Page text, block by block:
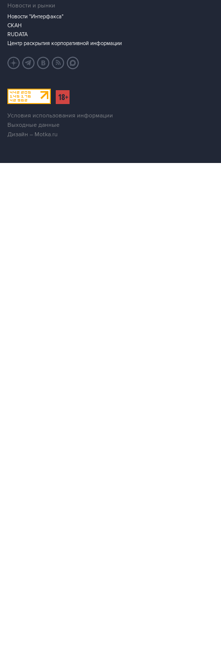
Новости и рынки
Новости "Интерфакса"
СКАН
RUDATA
Центр раскрытия корпоративной информации
Условия использования информации
Выходные данные
Дизайн – Motka.ru